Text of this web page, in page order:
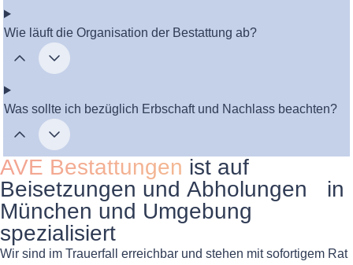
Wie läuft die Organisation der Bestattung ab?
Was sollte ich bezüglich Erbschaft und Nachlass beachten?
AVE Bestattungen ist auf
Beisetzungen und Abholungen in
München und Umgebung
spezialisiert
Wir sind im Trauerfall erreichbar und stehen mit sofortigem Rat